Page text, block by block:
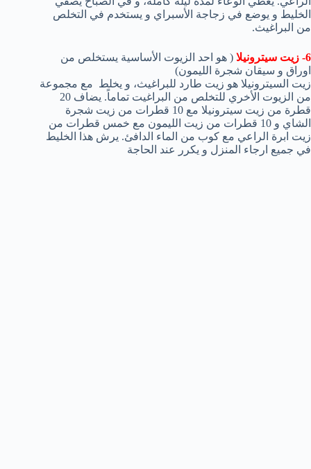
الخليط و يوضع في زجاجة الأسبراي و يستخدم في التخلص
من البراغيث.
6- زيت سيترونيلا
( هو احد الزيوت الأساسية يستخلص من
اوراق و سيقان شجرة الليمون)
زيت السيترونيلا هو زيت طارد للبراغيث، و يخلط مع مجموعة
من الزيوت الأخري للتخلص من البراغيت تماماً. يضاف 20
قطرة من زيت سيترونيلا مع 10 قطرات من زيت شجرة
الشاي و 10 قطرات من زيت الليمون مع خمس قطرات من
زيت ابرة الراعي مع كوب من الماء الدافئ. يرش هذا الخليط
في جميع ارجاء المنزل و يكرر عند الحاجة